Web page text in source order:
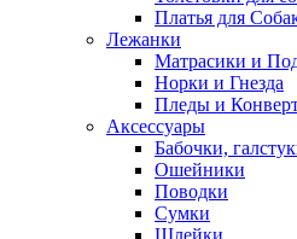
Платья для
Лежанки
Матрасики и
Норки и Гнезда
Пледы и
Аксессуары
Бабочки,
Ошейники
Поводки
Сумки
Шлейки